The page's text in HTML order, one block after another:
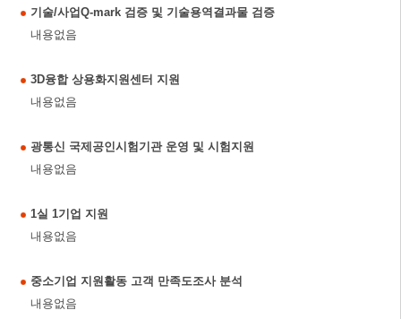
기술/사업Q-mark 검증 및 기술용역결과물 검증
내용없음
3D융합 상용화지원센터 지원
내용없음
광통신 국제공인시험기관 운영 및 시험지원
내용없음
1실 1기업 지원
내용없음
중소기업 지원활동 고객 만족도조사 분석
내용없음